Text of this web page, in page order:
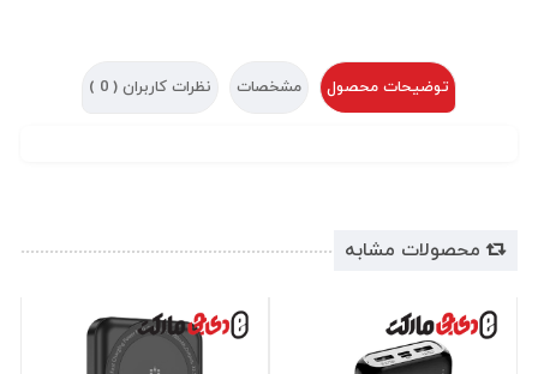
توضیحات محصول مشخصات نظرات کاربران ( 0
)
محصولات مشابه